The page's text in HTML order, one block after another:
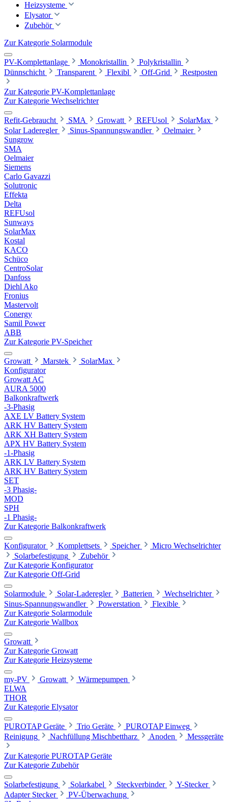
Heizsysteme
Elysator
Zubehör
Zur Kategorie Solarmodule
PV-Komplettanlage Monokristallin
Polykristallin
Dünnschicht
Transparent Flexibl Off-Grid Restposten
Zur Kategorie PV-Komplettanlage
Zur Kategorie Wechselrichter
Refit-Gebraucht SMA Growatt REFUsol
SolarMax
Solar Laderegler
Sinus-Spannungswandler
Oelmaier
Sungrow
SMA
Oelmaier
Siemens
Carlo Gavazzi
Solutronic
Effekta
Delta
REFUsol
Sunways
SolarMax
Kostal
KACO
Schüco
CentroSolar
Danfoss
Diehl Ako
Fronius
Mastervolt
Conergy
Samil Power
ABB
Zur Kategorie PV-Speicher
Growatt Marstek
SolarMax
Konfigurator
Growatt AC
AURA 5000
Balkonkraftwerk
-3-Phasig
AXE LV Battery System
ARK HV Battery System
ARK XH Battery System
APX HV Battery System
-1-Phasig
ARK LV Battery System
ARK HV Battery System
SET
-3 Phasig-
MOD
SPH
-1 Phasig-
Zur Kategorie Balkonkraftwerk
Konfigurator Komplettsets Speicher
Micro Wechselrichter
Solarbefestigung
Zubehör
Zur Kategorie Konfigurator
Zur Kategorie Off-Grid
Solarmodule Solar-Laderegler Batterien
Wechselrichter
Sinus-Spannungswandler
Powerstation
Flexible
Zur Kategorie Solarmodule
Zur Kategorie Wallbox
Growatt
Zur Kategorie Growatt
Zur Kategorie Heizsysteme
my-PV Growatt
Wärmepumpen
ELWA
THOR
Zur Kategorie Elysator
PUROTAP Geräte Trio Geräte
PUROTAP Einweg
Reinigung
Nachfüllung Mischbettharz Anoden Messgeräte
Zur Kategorie PUROTAP Geräte
Zur Kategorie Zubehör
Solarbefestigung Solarkabel Steckverbinder
Y-Stecker
Adapter Stecker
PV-Überwachung